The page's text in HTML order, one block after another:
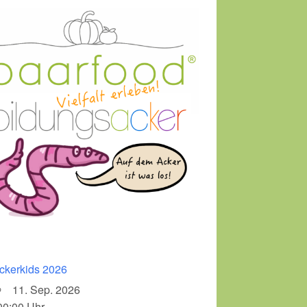
2026
11. Sep. 2026